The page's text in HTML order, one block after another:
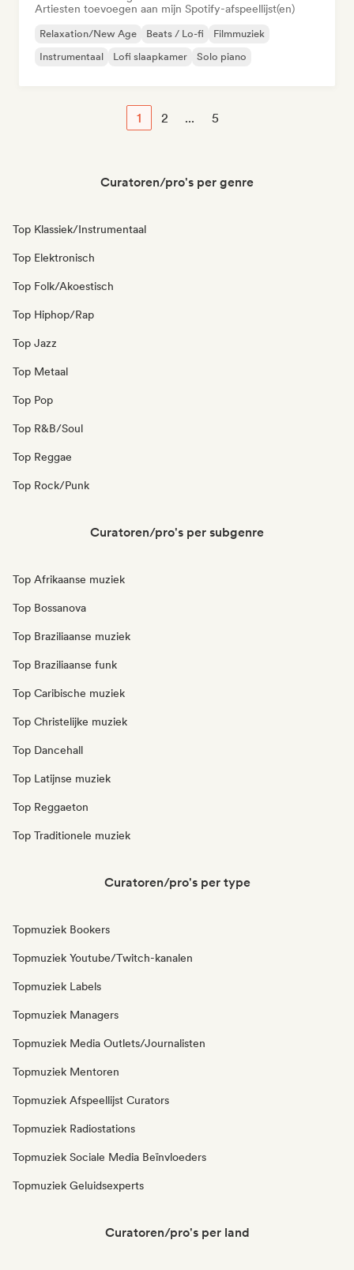
Artiesten toevoegen aan mijn Spotify-afspeellijst(en)
Relaxation/New Age Beats / Lo-fi
Filmmuziek
Instrumentaal
Lofi slaapkamer Solo piano
1 2 ... 5
Curatoren/pro's per genre
Top Klassiek/Instrumentaal
Top Elektronisch
Top Folk/Akoestisch
Top Hiphop/Rap
Top Jazz
Top Metaal
Top Pop
Top R&B/Soul
Top Reggae
Top Rock/Punk
Curatoren/pro's per subgenre
Top Afrikaanse muziek
Top Bossanova
Top Braziliaanse muziek
Top Braziliaanse funk
Top Caribische muziek
Top Christelijke muziek
Top Dancehall
Top Latijnse muziek
Top Reggaeton
Top Traditionele muziek
Curatoren/pro's per type
Topmuziek Bookers
Topmuziek Youtube/Twitch-kanalen
Topmuziek Labels
Topmuziek Managers
Topmuziek Media Outlets/Journalisten
Topmuziek Mentoren
Topmuziek Afspeellijst Curators
Topmuziek Radiostations
Topmuziek Sociale Media Beïnvloeders
Topmuziek Geluidsexperts
Curatoren/pro's per land